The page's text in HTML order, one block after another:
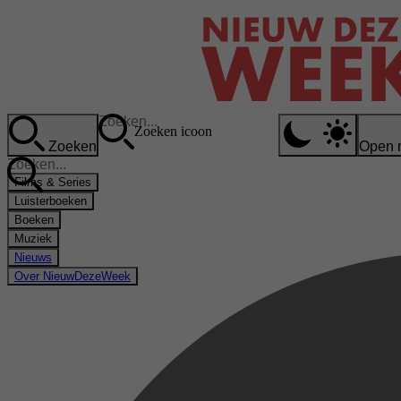
Zoeken
Zoeken icoon
Open
Films & Series
Luisterboeken
Boeken
Muziek
Nieuws
Over NieuwDezeWeek